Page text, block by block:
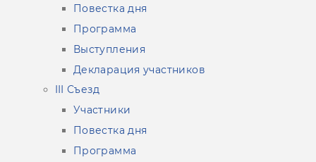
Повестка дня
Программа
Выступления
Декларация участников
III Съезд
Участники
Повестка дня
Программа